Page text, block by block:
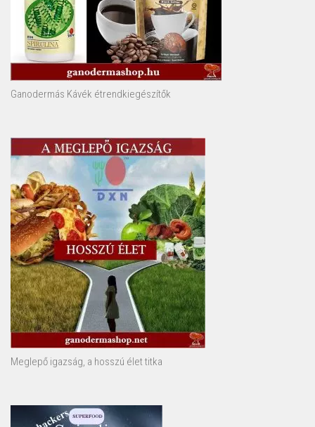
Ganodermás Kávék étrendkiegészítők
Meglepő igazság, a hosszú élet titka